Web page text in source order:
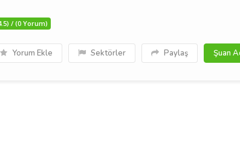
/ (0 Yorum)
Yorum Ekle Sektörler Paylaş Şuan